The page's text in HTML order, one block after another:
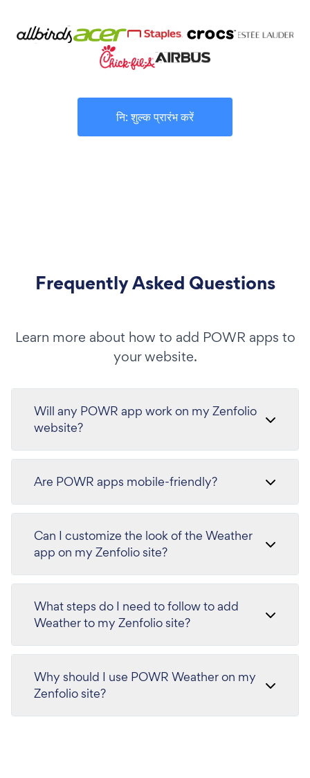
नि: शुल्क प्रारंभ करें
Frequently Asked Questions
Learn more about how to add POWR apps to
your website.
Will any POWR app work on my Zenfolio
website?
Are POWR apps mobile-friendly?
Can I customize the look of the Weather
app on my Zenfolio site?
What steps do I need to follow to add
Weather to my Zenfolio site?
Why should I use POWR Weather on my
Zenfolio site?